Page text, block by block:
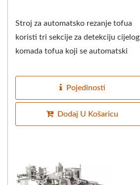
Stroj za automatsko rezanje tofua
koristi tri sekcije za detekciju cijelog
komada tofua koji se automatski
horizontalno,...
Pojedinosti
Dodaj U Košaricu